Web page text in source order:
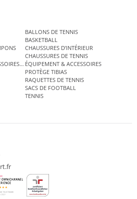
BALLONS DE TENNIS
BASKETBALL
CHAUSSURES D’INTÉRIEUR
CHAUSSURES DE TENNIS
DE TENNIS
ÉQUIPEMENT & ACCESSOIRES
PROTÈGE TIBIAS
RAQUETTES DE TENNIS
SACS DE FOOTBALL
TENNIS